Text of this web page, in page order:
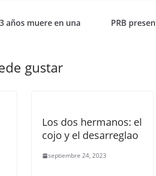
años muere en una
PRB
gustar
Los dos hermanos: el
cojo y el desarreglao
septiembre 24, 2023